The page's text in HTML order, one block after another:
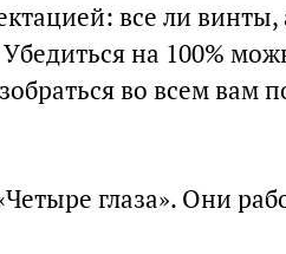
все ли
на 100%
во всем вам
глаза». Они